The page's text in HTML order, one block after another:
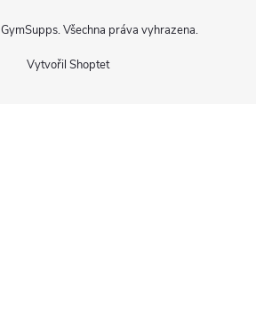
Vytvořil Shoptet
GymSupps. Všechna práva vyhrazena.